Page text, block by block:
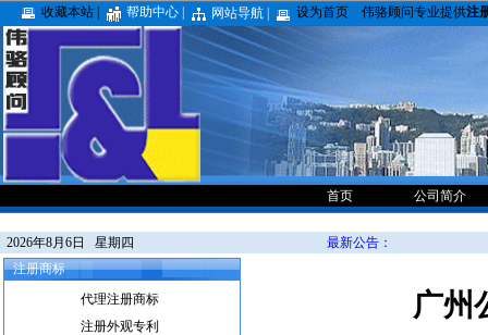
收藏本站 | 帮助中心 | 网站导航 | 设为首页 伟骆顾问专业提供注
首页 公司简介
2026年8月6日 星期四
最新公告：
注册商标
代理注册商标
注册外观专利
广州